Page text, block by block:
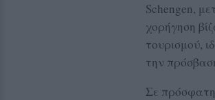
Schengen,
χορήγηση
τουρισμού,
την
Σε